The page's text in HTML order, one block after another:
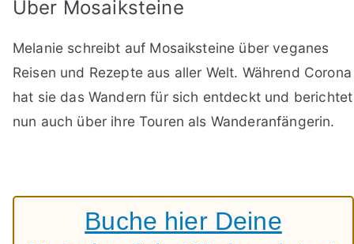
Über Mosaiksteine
Melanie schreibt auf Mosaiksteine über veganes
Reisen und Rezepte aus aller Welt. Während Corona
hat sie das Wandern für sich entdeckt und berichtet
nun auch über ihre Touren als Wanderanfängerin.
Buche hier Deine